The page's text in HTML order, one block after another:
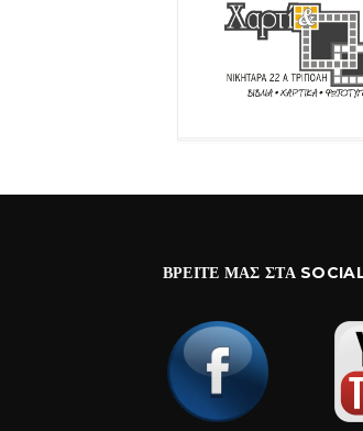
ΒΡΕΊΤΕ ΜΑΣ ΣΤΑ